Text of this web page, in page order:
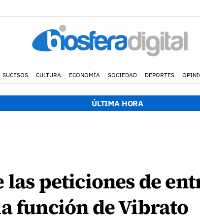
SUCESOS CULTURA ECONOMÍA SOCIEDAD DEPORTES
ÚLTIMA HORA
peticiones de
función de Vibrato